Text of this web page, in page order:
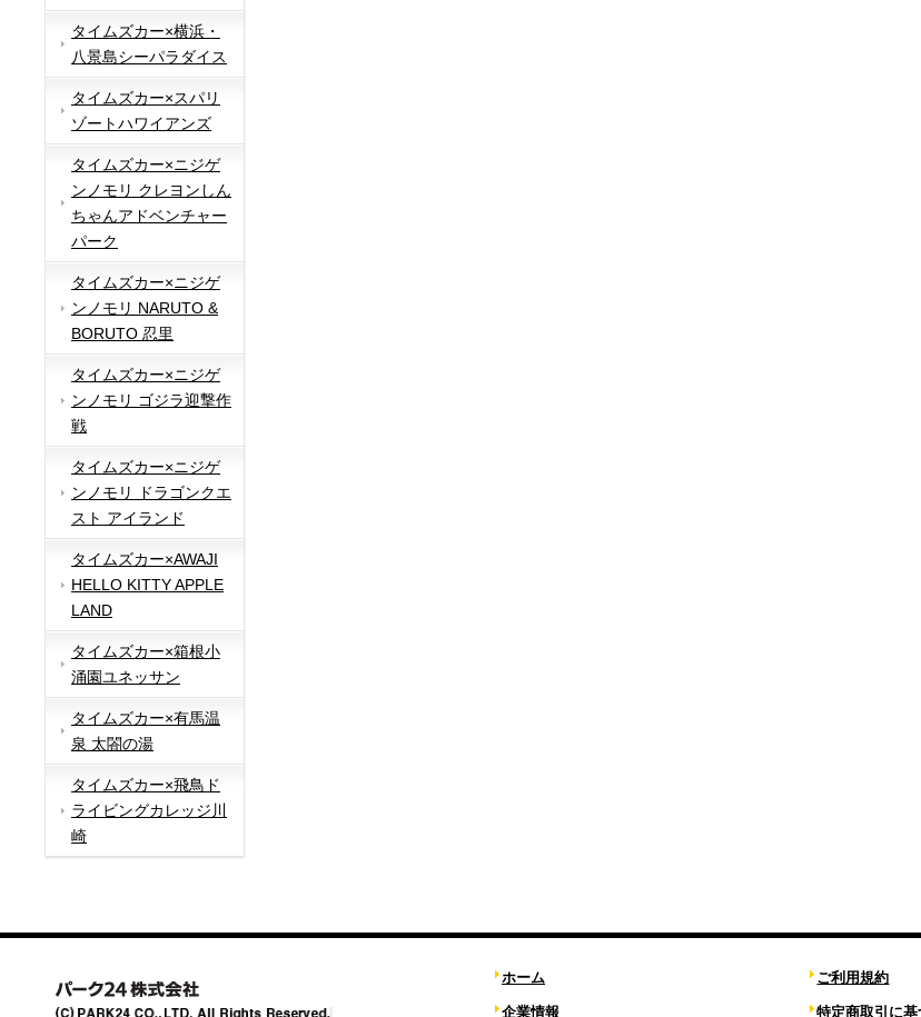
タイムズカー×横浜・
八景島シーパラダイス
タイムズカー×スパリ
ゾートハワイアンズ
タイムズカー×ニジゲ
ンノモリ クレヨンしん
ちゃんアドベンチャー
パーク
タイムズカー×ニジゲ
ンノモリ NARUTO &
BORUTO 忍里
タイムズカー×ニジゲ
ンノモリ ゴジラ迎撃作
戦
タイムズカー×ニジゲ
ンノモリ ドラゴンクエ
スト アイランド
タイムズカー×AWAJI
HELLO KITTY APPLE
LAND
タイムズカー×箱根小
涌園ユネッサン
タイムズカー×有馬温
泉 太閤の湯
タイムズカー×飛鳥ド
ライビングカレッジ川
崎
ホーム
企業情報
ご利用規約
特定商取引に